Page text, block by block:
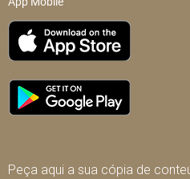
Peça aqui a sua cópia de